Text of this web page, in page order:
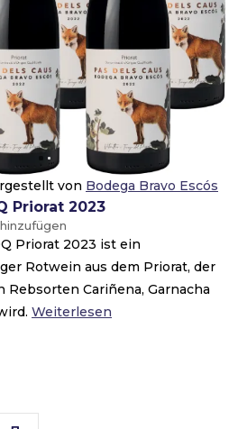
von Bodega Bravo Escós
Priorat 2023
Priorat 2023 ist ein
Rotwein aus dem Priorat, der
Rebsorten Cariñena, Garnacha
Weiterlesen